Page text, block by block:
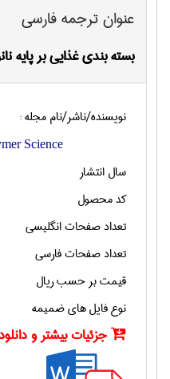
عنوان ترجمه فارسی
بسته بندی غذایی بر پایه
نویسنده/ناشر/نام مجله :
Science
سال انتشار
کد محصول
تعداد صفحات انگليسی
تعداد صفحات فارسی
قیمت بر حسب ریال
نوع فایل های ضمیمه
جزئیات بیشتر و